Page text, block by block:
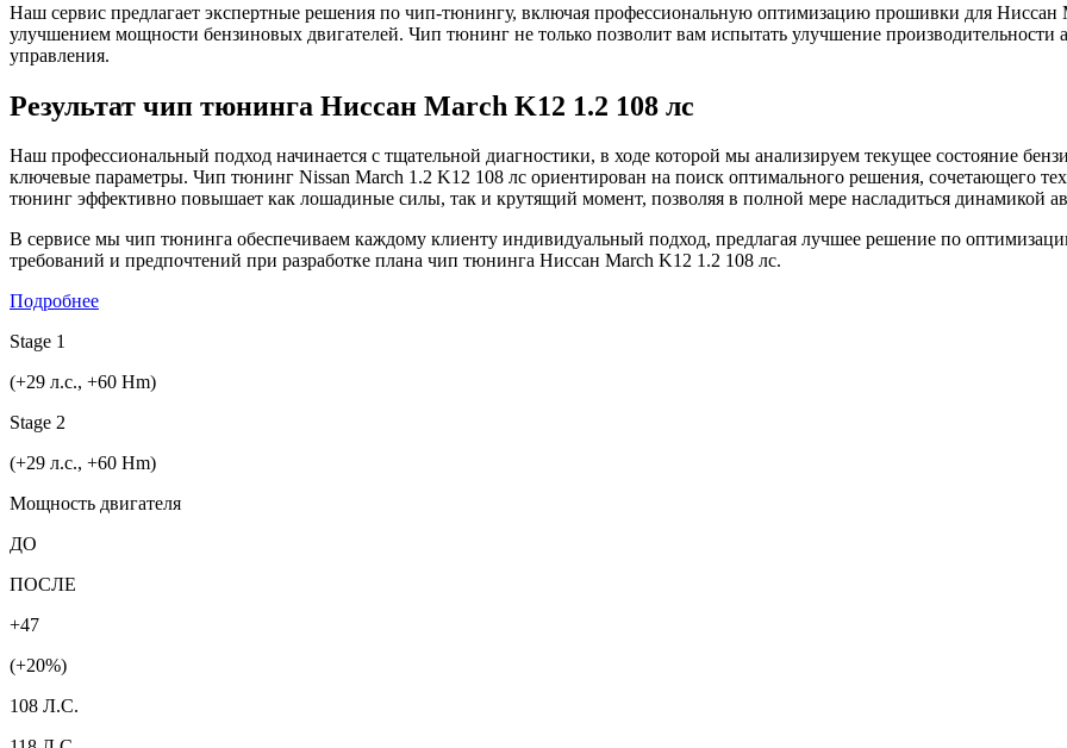
Наш сервис предлагает экспертные решения по чип-тюнингу, включая профессиональную оптимизацию прошивки для
улучшением мощности бензиновых двигателей. Чип тюнинг не только позволит вам испытать улучшение производительности
управления.
Результат чип тюнинга Ниссан March K12 1.2 108 лс
Наш профессиональный подход начинается с тщательной диагностики, в ходе которой мы анализируем текущее состояние
ключевые параметры. Чип тюнинг Nissan March 1.2 K12 108 лс ориентирован на поиск оптимального решения, сочетающего
тюнинг эффективно повышает как лошадиные силы, так и крутящий момент, позволяя в полной мере насладиться динамикой
В сервисе мы чип тюнинга обеспечиваем каждому клиенту индивидуальный подход, предлагая лучшее решение по
требований и предпочтений при разработке плана чип тюнинга Ниссан March K12 1.2 108 лс.
Подробнее
Stage 1
(+29 л.с., +60 Hm)
Stage 2
(+29 л.с., +60 Hm)
Мощность двигателя
ДО
ПОСЛЕ
+47
(+20%)
108 Л.С.